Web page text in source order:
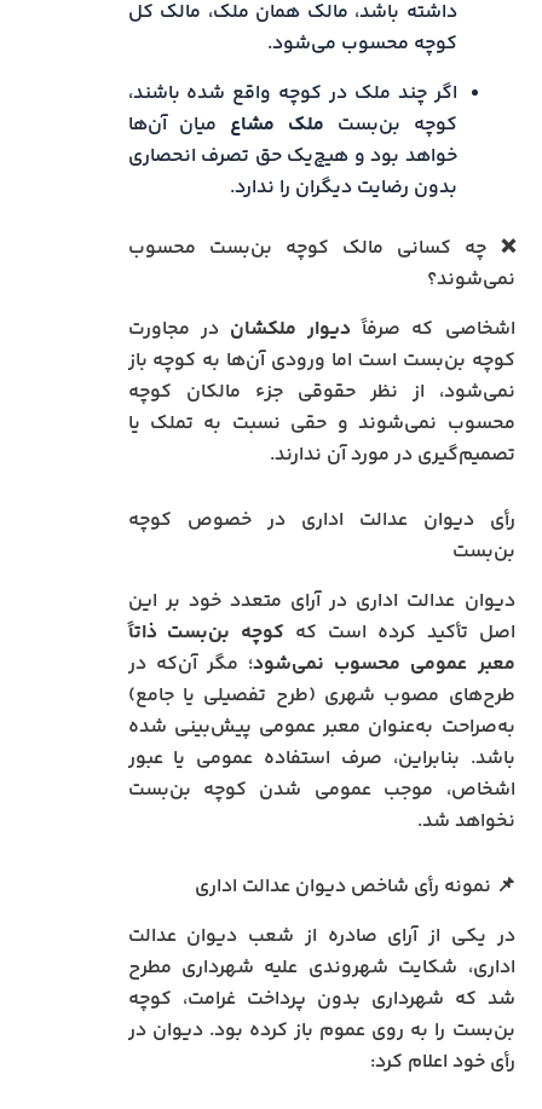
داشته باشد، مالک همان ملک، مالک کل
کوچه محسوب می‌شود.
اگر چند ملک در کوچه واقع شده باشند،
کوچه بن‌بست ملک مشاع میان آن‌ها
خواهد بود و هیچ‌یک حق تصرف انحصاری
بدون رضایت دیگران را ندارد.
❌ چه کسانی مالک کوچه بن‌بست محسوب
نمی‌شوند؟
اشخاصی که صرفاً دیوار ملکشان در مجاورت
کوچه بن‌بست است اما ورودی آن‌ها به کوچه باز
نمی‌شود، از نظر حقوقی جزء مالکان کوچه
محسوب نمی‌شوند و حقی نسبت به تملک یا
تصمیم‌گیری در مورد آن ندارند.
رأی دیوان عدالت اداری در خصوص کوچه
بن‌بست
دیوان عدالت اداری در آرای متعدد خود بر این
اصل تأکید کرده است که کوچه بن‌بست ذاتاً
معبر عمومی محسوب نمی‌شود؛ مگر آن‌که در
طرح‌های مصوب شهری (طرح تفصیلی یا جامع)
به‌صراحت به‌عنوان معبر عمومی پیش‌بینی شده
باشد. بنابراین، صرف استفاده عمومی یا عبور
اشخاص، موجب عمومی شدن کوچه بن‌بست
نخواهد شد.
📌 نمونه رأی شاخص دیوان عدالت اداری
در یکی از آرای صادره از شعب دیوان عدالت
اداری، شکایت شهروندی علیه شهرداری مطرح
شد که شهرداری بدون پرداخت غرامت، کوچه
بن‌بست را به روی عموم باز کرده بود. دیوان در
رأی خود اعلام کرد: